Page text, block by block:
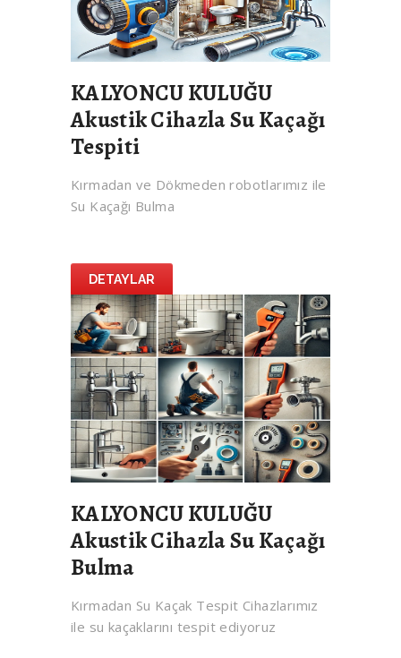
KALYONCU KULUĞU
Akustik Cihazla Su Kaçağı
Tespiti
Kırmadan ve Dökmeden robotlarımız ile
Su Kaçağı Bulma
DETAYLAR
KALYONCU KULUĞU
Akustik Cihazla Su Kaçağı
Bulma
Kırmadan Su Kaçak Tespit Cihazlarımız
ile su kaçaklarını tespit ediyoruz